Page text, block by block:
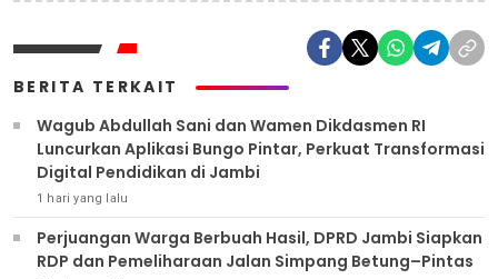
BERITA TERKAIT
Wagub Abdullah Sani dan Wamen Dikdasmen RI
Luncurkan Aplikasi Bungo Pintar, Perkuat Transformasi
Digital Pendidikan di Jambi
1 hari yang lalu
Perjuangan Warga Berbuah Hasil, DPRD Jambi Siapkan
RDP dan Pemeliharaan Jalan Simpang Betung–Pintas